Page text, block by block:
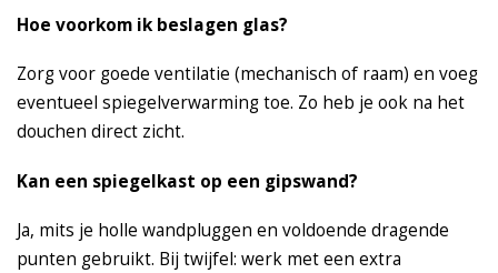
Hoe voorkom ik beslagen glas?
Zorg voor goede ventilatie (mechanisch of raam) en voeg
eventueel spiegelverwarming toe. Zo heb je ook na het
douchen direct zicht.
Kan een spiegelkast op een gipswand?
Ja, mits je holle wandpluggen en voldoende dragende
punten gebruikt. Bij twijfel: werk met een extra